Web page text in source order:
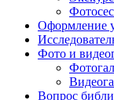
Оформление
Фото и
Вопрос